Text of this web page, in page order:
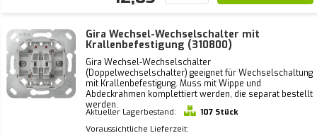
Gira Wechsel-Wechselschalter mit
Krallenbefestigung (310800)
Gira Wechsel-Wechselschalter
(Doppelwechselschalter) geeignet für Wechselschaltung
mit Krallenbefestigung. Muss mit Wippe und
Abdeckrahmen komplettiert werden, die separat bestellt
werden.
Aktueller Lagerbestand:
107 Stück
Voraussichtliche Lieferzeit: